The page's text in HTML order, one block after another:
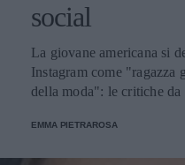
social
La giovane americana si
Instagram come "ragazza
della moda": le critiche da
EMMA PIETRAROSA